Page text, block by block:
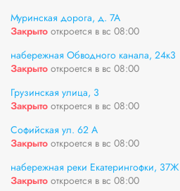
Муринская дорога, д. 7А
Закрыто откроется в вс 08:00
набережная Обводного канала, 24к3
Закрыто откроется в вс 08:00
Грузинская улица, 3
Закрыто откроется в вс 08:00
Софийская ул. 62 А
Закрыто откроется в вс 08:00
набережная реки Екатерингофки, 37Ж
Закрыто откроется в вс 08:00